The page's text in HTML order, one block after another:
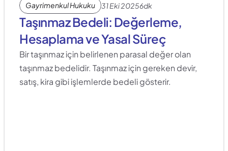
Gayrimenkul Hukuku 31 Eki 20256dk
Taşınmaz Bedeli: Değerleme,
Hesaplama ve Yasal Süreç
Bir taşınmaz için belirlenen parasal değer olan
taşınmaz bedelidir. Taşınmaz için gereken devir,
satış, kira gibi işlemlerde bedeli gösterir.